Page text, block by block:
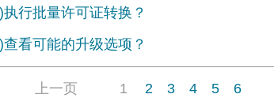
行批量许可证转换？
看可能的升级选项？
上一页 1 2 3 4 5 6